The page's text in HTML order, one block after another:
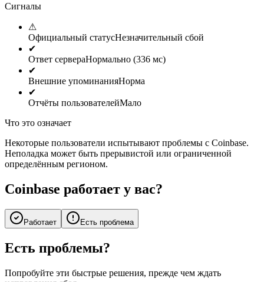
Сигналы
⚠
Официальный статусНезначительный сбой
✔
Ответ сервераНормально (336 мс)
✔
Внешние упоминанияНорма
✔
Отчёты пользователейМало
Что это означает
Некоторые пользователи испытывают проблемы с Coinbase.
Неполадка может быть прерывистой или ограниченной
определённым регионом.
Coinbase работает у вас?
Работает Есть проблема
Есть проблемы?
Попробуйте эти быстрые решения, прежде чем ждать